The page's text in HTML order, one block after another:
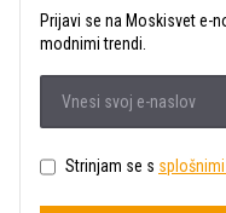
Prijavi se na Moskisvet e-
modnimi trendi.
Strinjam se s